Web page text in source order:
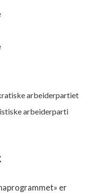
arbeiderpartiet
arbeiderparti
er